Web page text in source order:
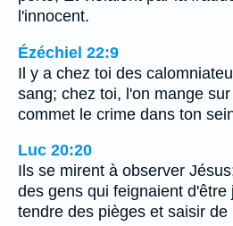
l'innocent.
Ézéchiel 22:9
Il y a chez toi des
sang; chez toi, l'on mange
commet le crime dans ton
Luc 20:20
Ils se mirent à observer
des gens qui feignaient d'être
tendre des pièges et saisir